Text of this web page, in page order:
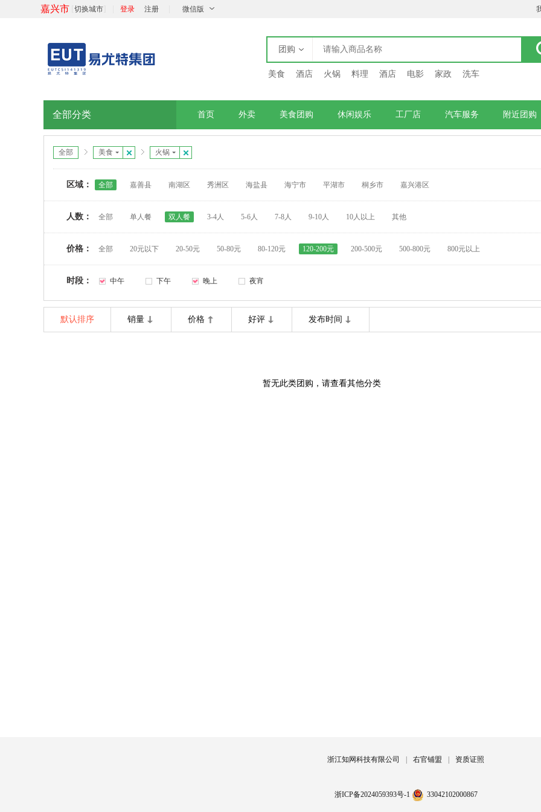
嘉兴市 切换城市 登录 注册 微信版
团购
美食 酒店 火锅 料理 酒店 电影 家政 洗车
全部分类 首页 外卖 美食团购 休闲娱乐 工厂店 汽车服务 附近团购
全部 美食 火锅
区域： 全部 嘉善县 南湖区 秀洲区 海盐县 海宁市 平湖市 桐乡市 嘉兴港区
人数： 全部 单人餐 双人餐 3-4人 5-6人 7-8人 9-10人 10人以上 其他
价格： 全部 20元以下 20-50元 50-80元 80-120元 120-200元 200-500元 500-800元 800元以上
时段： 中午 下午 晚上 夜宵
默认排序 销量 价格 好评 发布时间
暂无此类团购，请查看其他分类
浙江知网科技有限公司 右官铺盟 资质证照
浙ICP备2024059393号-1 33042102000867